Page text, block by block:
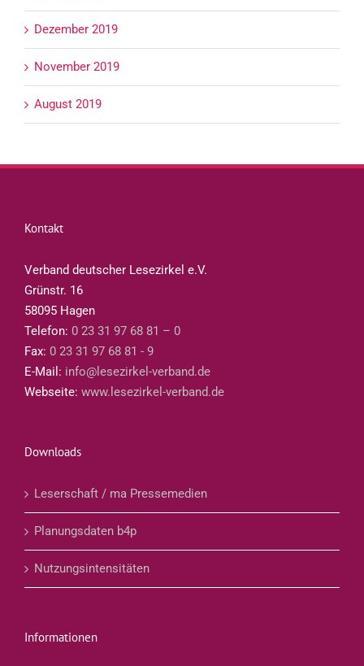
Dezember 2019
November 2019
August 2019
Kontakt
Verband deutscher Lesezirkel e.V.
Grünstr. 16
58095 Hagen
Telefon: 0 23 31 97 68 81 – 0
Fax: 0 23 31 97 68 81 - 9
E-Mail: info@lesezirkel-verband.de
Webseite: www.lesezirkel-verband.de
Downloads
Leserschaft / ma Pressemedien
Planungsdaten b4p
Nutzungsintensitäten
Informationen